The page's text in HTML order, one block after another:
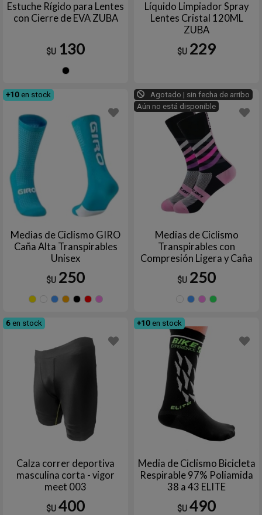
Estuche Rígido para Lentes
con Cierre de EVA ZUBA
$U 130
Líquido Limpiador Spray
Lentes Cristal 120ML
ZUBA
$U 229
+10 en stock
Medias de Ciclismo GIRO
Caña Alta Transpirables
Unisex
$U 250
Amarillo
BlancoCeleste
Agotado | sin fecha de arribo
Aún no está disponible
Medias de Ciclismo
Transpirables con
Compresión Ligera y Caña
Alta
$U 250
6 en stock
Calza correr deportiva
masculina corta - vigor
meet 003
$U 400
+10 en stock
Media de Ciclismo Bicicleta
Respirable 97% Poliamida
38 a 43 ELITE
$U 490